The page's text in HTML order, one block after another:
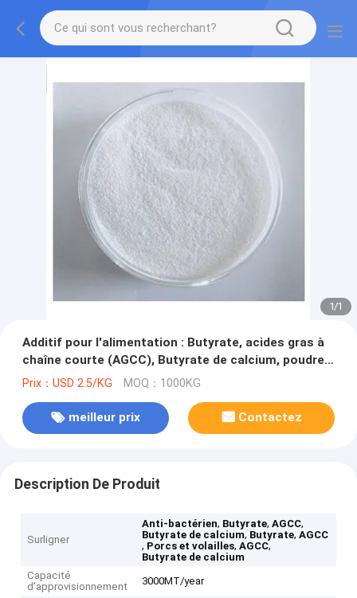
1/1
Additif pour l'alimentation : Butyrate, acides gras à
chaîne courte (AGCC), Butyrate de calcium, poudre
98% pour porcs et volailles
Prix：USD 2.5/KG MOQ：1000KG
meilleur prix Contactez
Description De Produit
Surligner
Anti-bactérien, Butyrate,AGCC,
Butyrate de calcium, Butyrate,AGCC
, Porcs et volailles,AGCC,
Butyrate de calcium
Capacité
d'approvisionnement
3000MT/year